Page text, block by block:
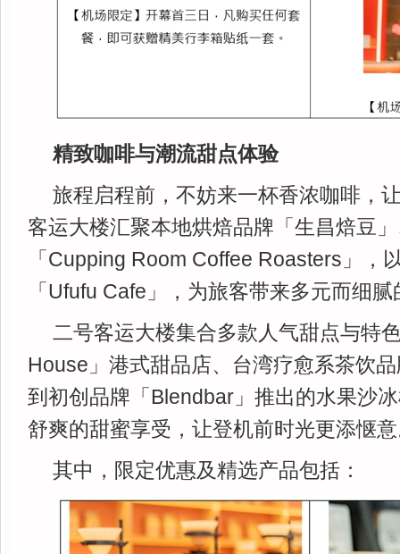
精致咖啡与潮流甜点体验
旅程启程前，不妨来一杯香浓咖啡，
客运大楼汇聚本地烘焙品牌「生昌焙豆
「Cupping Room Coffee Roasters」，
「Ufufu Cafe」，为旅客带来多元而细
二号客运大楼集合多款人气甜点与特
House」港式甜品店、台湾疗愈系茶饮
到初创品牌「Blendbar」推出的水果沙
舒爽的甜蜜享受，让登机前时光更添惬
其中，限定优惠及精选产品包括：